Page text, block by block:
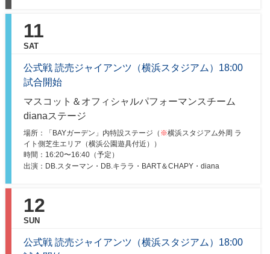
11
SAT
公式戦 読売ジャイアンツ（横浜スタジアム）18:00
試合開始
マスコット＆オフィシャルパフォーマンスチーム
dianaステージ
場所：「BAYガーデン」内特設ステージ（ ※横浜スタジアム外周 ラ
イト側芝生エリア（横浜公園遊具付近））
時間： 16:20〜16:40（予定）
出演：DB.スターマン・DB.キララ・BART＆CHAPY・diana
12
SUN
公式戦 読売ジャイアンツ（横浜スタジアム）18:00